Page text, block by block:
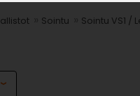
Sointu
Sointu VS1 /